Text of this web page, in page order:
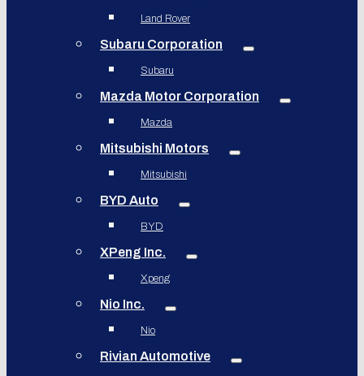
Land Rover
Subaru Corporation
Subaru
Mazda Motor Corporation
Mazda
Mitsubishi Motors
Mitsubishi
BYD Auto
BYD
XPeng Inc.
Xpeng
Nio Inc.
Nio
Rivian Automotive